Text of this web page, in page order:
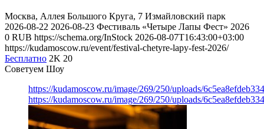
Москва, Аллея Большого Круга, 7 Измайловский парк
2026-08-22 2026-08-23 Фестиваль «Четыре Лапы Фест» 2026
0 RUB https://schema.org/InStock 2026-08-07T16:43:00+03:00
https://kudamoscow.ru/event/festival-chetyre-lapy-fest-2026/
Бесплатно 2K 20
Советуем Шоу
https://kudamoscow.ru/image/269/250/uploads/
https://kudamoscow.ru/image/269/250/uploads/